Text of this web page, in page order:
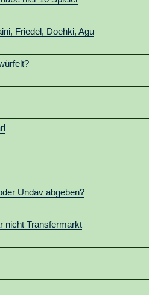
Friedel, Doehki, Agu
Undav abgeben?
nicht Transfermarkt